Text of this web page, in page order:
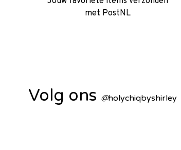
met PostNL
Volg ons @holychiqbyshirley